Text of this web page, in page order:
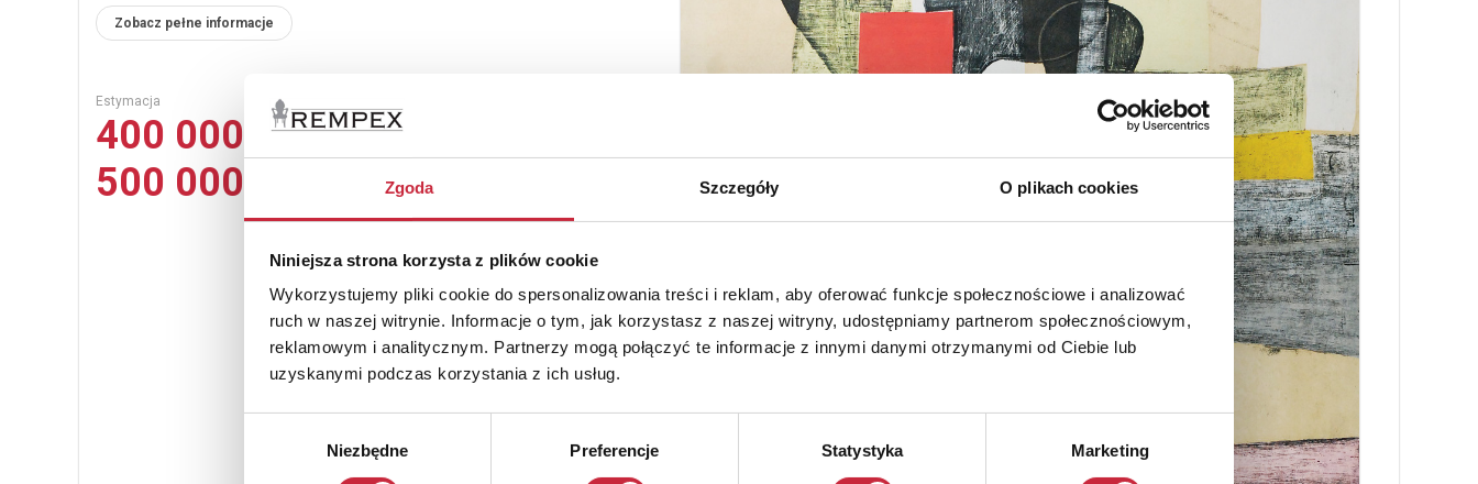
Zgoda Szczegóły O plikach cookies
Niniejsza strona korzysta z plików cookie
Wykorzystujemy pliki cookie do spersonalizowania treści i reklam, aby oferować funkcje społecznościowe i analizować
ruch w naszej witrynie. Informacje o tym, jak korzystasz z naszej witryny, udostępniamy partnerom społecznościowym,
reklamowym i analitycznym. Partnerzy mogą połączyć te informacje z innymi danymi otrzymanymi od Ciebie lub
uzyskanymi podczas korzystania z ich usług.
Niezbędne Preferencje Statystyka Marketing
Zobacz pełne informacje
Estymacja
400 000 zł –
500 000 zł